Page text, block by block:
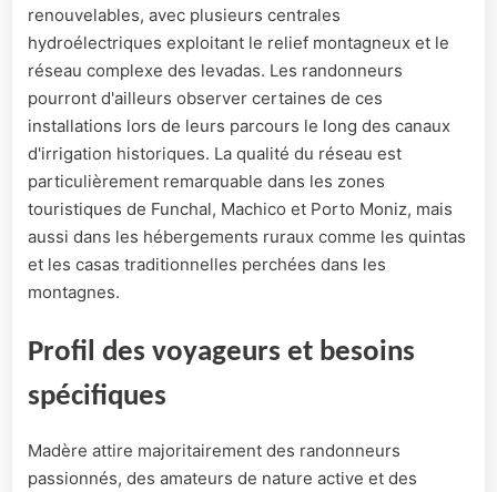
renouvelables, avec plusieurs centrales
hydroélectriques exploitant le relief montagneux et le
réseau complexe des levadas. Les randonneurs
pourront d'ailleurs observer certaines de ces
installations lors de leurs parcours le long des canaux
d'irrigation historiques. La qualité du réseau est
particulièrement remarquable dans les zones
touristiques de Funchal, Machico et Porto Moniz, mais
aussi dans les hébergements ruraux comme les quintas
et les casas traditionnelles perchées dans les
montagnes.
Profil des voyageurs et besoins
spécifiques
Madère attire majoritairement des randonneurs
passionnés, des amateurs de nature active et des